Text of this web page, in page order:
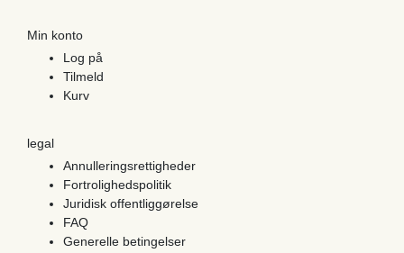
Min konto
Log på
Tilmeld
Kurv
legal
Annulleringsrettigheder
Fortrolighedspolitik
Juridisk offentliggørelse
FAQ
Generelle betingelser